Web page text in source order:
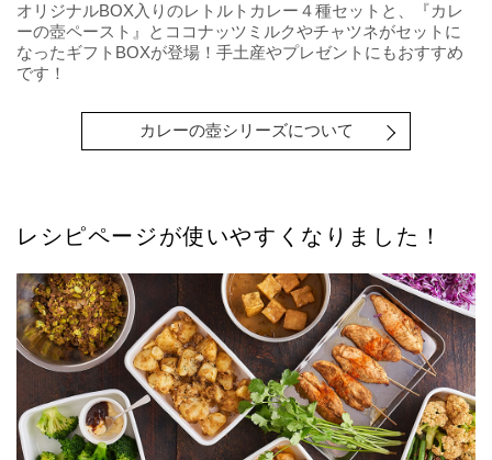
オリジナルBOX入りのレトルトカレー４種セットと、『カレ
ーの壺ペースト』とココナッツミルクやチャツネがセットに
なったギフトBOXが登場！手土産やプレゼントにもおすすめ
です！
カレーの壺シリーズについて
レシピページが使いやすくなりました！